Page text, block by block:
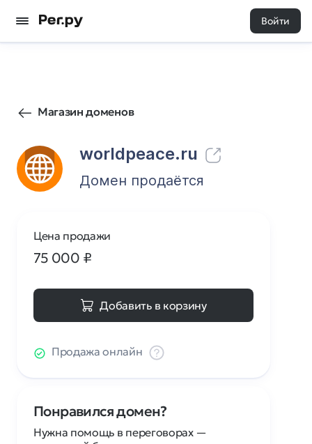
Войти
Магазин доменов
worldpeace.ru
108 0
Домен продаётся
Цена продажи
75 000 ₽
Добавить в корзину
Продажа онлайн
Понравился домен?
Нужна помощь в переговорах —